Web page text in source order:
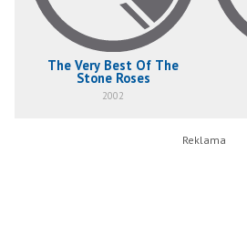
The Very Best Of The
Stone Roses
2002